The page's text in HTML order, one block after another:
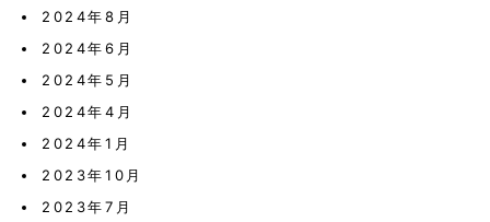
2024年8月
2024年6月
2024年5月
2024年4月
2024年1月
2023年10月
2023年7月